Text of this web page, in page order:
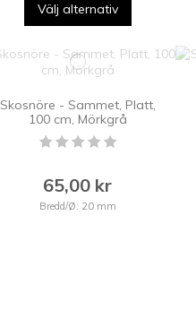
Välj alternativ
Skosnöre - Sammet, Platt,
100 cm, Mörkgrå
65,00 kr
Bredd/Ø: 20 mm